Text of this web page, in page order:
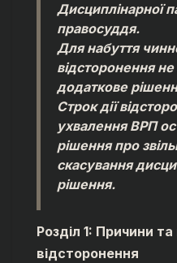
Дисциплінарної
правосуддя.
Для набуття
відсторонення не
додаткове
Строк дії
ухвалення ВРП
рішення про
скасування
рішення.
Розділ 1: Причини
відсторонення